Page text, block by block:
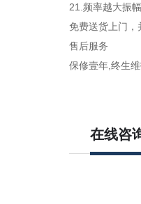
21.频率越大振
免费送货上门，
售后服务
保修壹年,终生
在线咨